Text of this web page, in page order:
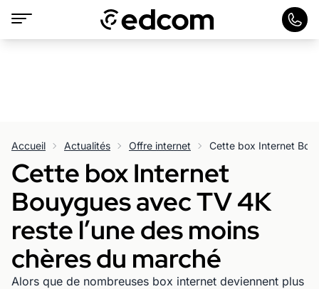
Accueil Actualités Offre internet
Cette box Internet
Bouygues avec TV 4K
reste l’une des moins
chères du marché
Alors que de nombreuses box internet deviennent plus